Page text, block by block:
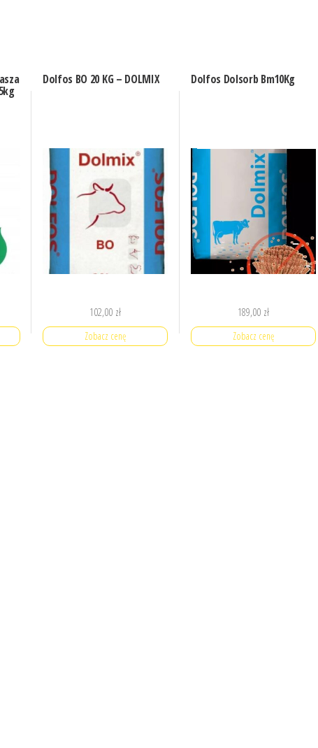
Dolfos BO 20 KG – DOLMIX
102,00 zł
Zobacz cenę
Dolfos Dolsorb Bm10Kg
189,00 zł
Zobacz cenę